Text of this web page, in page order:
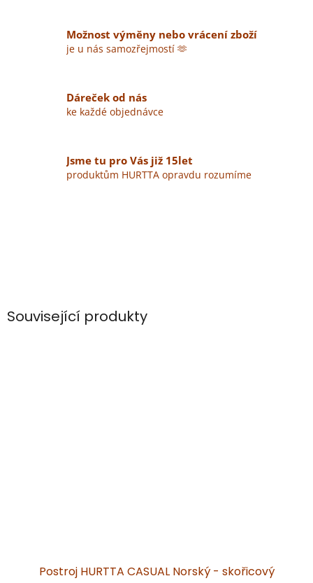
Možnost výměny nebo vrácení zboží
je u nás samozřejmostí 🫶
Dáreček od nás
ke každé objednávce
Jsme tu pro Vás již 15let
produktům HURTTA opravdu rozumíme
Související produkty
Postroj HURTTA CASUAL Norský - skořicový